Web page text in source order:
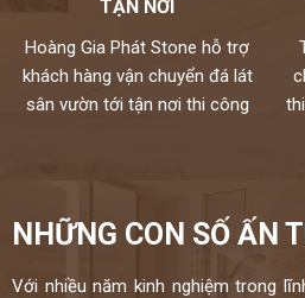
TẬN NƠI
Hoàng Gia Phát Stone hỗ trợ
khách hàng vận chuyển đá lát
sân vườn tới tận nơi thi công
NHỮNG CON SỐ ẤN
Với nhiều năm kinh nghiệm trong